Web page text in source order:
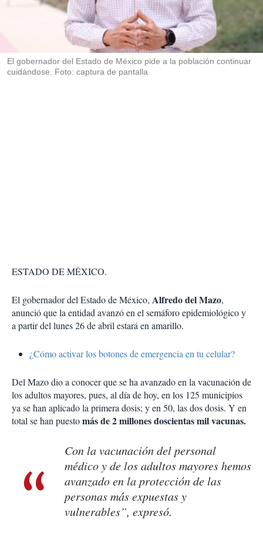
El gobernador del Estado de México pide a la población continuar
cuidándose. Foto: captura de pantalla
ESTADO DE MÉXICO.
El gobernador del Estado de México, Alfredo del Mazo,
anunció que la entidad avanzó en el semáforo epidemiológico y
a partir del lunes 26 de abril estará en amarillo.
¿Cómo activar los botones de emergencia en tu celular?
Del Mazo dio a conocer que se ha avanzado en la vacunación de
los adultos mayores, pues, al día de hoy, en los 125 municipios
ya se han aplicado la primera dosis; y en 50, las dos dosis. Y en
total se han puestomás de 2 millones doscientas mil vacunas.
Con la vacunación del personal
médico y de los adultos mayores hemos
avanzado en la protección de las
personas más expuestas y
vulnerables”, expresó.